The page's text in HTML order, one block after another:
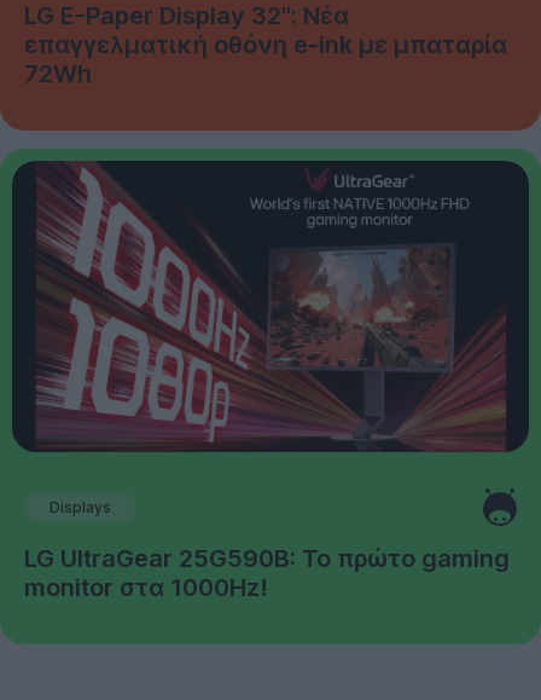
LG E-Paper Display 32": Νέα
επαγγελματική οθόνη e-ink με μπαταρία
72Wh
Displays
LG UltraGear 25G590B: Το πρώτο gaming
monitor στα 1000Hz!